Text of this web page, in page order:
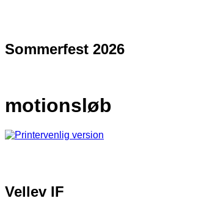
Sommerfest 2026
motionsløb
Vellev IF